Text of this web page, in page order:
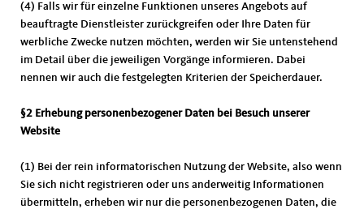
(4) Falls wir für einzelne Funktionen unseres Angebots auf
beauftragte Dienstleister zurückgreifen oder Ihre Daten für
werbliche Zwecke nutzen möchten, werden wir Sie untenstehend
im Detail über die jeweiligen Vorgänge informieren. Dabei
nennen wir auch die festgelegten Kriterien der Speicherdauer.
§2 Erhebung personenbezogener Daten bei Besuch unserer
Website
(1) Bei der rein informatorischen Nutzung der Website, also wenn
Sie sich nicht registrieren oder uns anderweitig Informationen
übermitteln, erheben wir nur die personenbezogenen Daten, die